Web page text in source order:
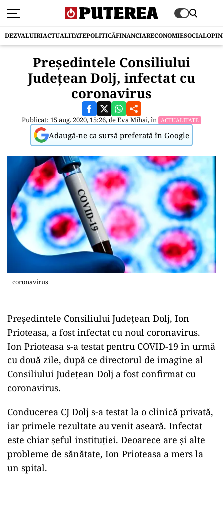
DEZVALUIRIACTUALITATEPOLITICĂFINANCIARECONOMIESOCIAL
Președintele Consiliului
Județean Dolj, infectat cu
coronavirus
Publicat: 15 aug. 2020, 15:26, deEva Mihai, în ACTUALITATE
Adaugă-ne ca sursă preferată în Google
coronavirus
Președintele Consiliului Județean Dolj, Ion
Prioteasa, a fost infectat cu noul coronavirus.
Ion Prioteasa s-a testat pentru COVID-19 în urmă
cu două zile, după ce directorul de imagine al
Consiliului Județean Dolj a fost confirmat cu
coronavirus.
Conducerea CJ Dolj s-a testat la o clinică privată,
iar primele rezultate au venit aseară. Infectat
este chiar șeful instituției. Deoarece are și alte
probleme de sănătate, Ion Prioteasa a mers la
un spital.